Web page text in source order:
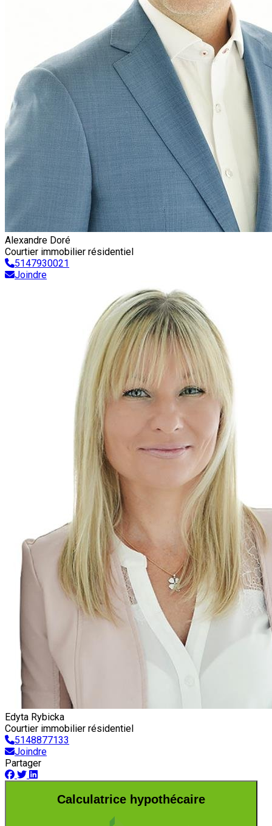
Alexandre Doré
Courtier immobilier résidentiel
5147930021
Joindre
Edyta Rybicka
Courtier immobilier résidentiel
5148877133
Joindre
Partager
Calculatrice hypothécaire